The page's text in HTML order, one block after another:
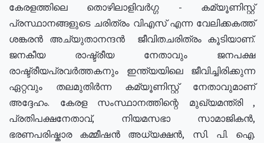
കേരളത്തിലെ തൊഴിലാളിവർഗ്ഗ - കമ്യൂണിസ്റ്റ്
പ്രസ്ഥാനങ്ങളുടെ ചരിത്രം വിഎസ് എന്ന വേലിക്കകത്ത്
ശങ്കരൻ അച്യുതാനന്ദൻ ജീവിതചരിത്രം കൂടിയാണ്.
ജനകീയ രാഷ്ട്രീയ നേതാവും ജനപക്ഷ
രാഷ്ട്രീയപ്രവർത്തകനും ഇന്ത്യയിലെ ജീവിച്ചിരിക്കുന്ന
ഏറ്റവും തലമുതിർന്ന കമ്യൂണിസ്റ്റ് നേതാവുമാണ്
അദ്ദേഹം. കേരള സംസ്ഥാനത്തിന്റെ മുഖ്യമന്ത്രി ,
പ്രതിപക്ഷനേതാവ്, നിയമസഭാ സാമാജികൻ,
ഭരണപരിഷ്കാര കമ്മീഷൻ അധ്യക്ഷൻ, സി. പി. ഐ.